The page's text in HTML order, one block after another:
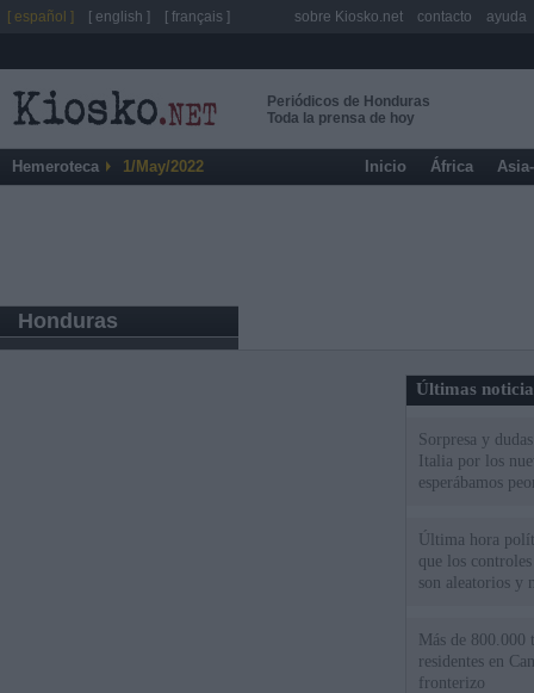
Periódicos de Honduras
Toda la prensa de hoy
Hemeroteca 1/May/2022 Inicio África
Honduras
Últimas
Sorpresa y
Italia por los
esperábamos
Última hora
que los
son aleatorios y
Más de 800.000
residentes en
fronterizo
[ español ] [ english ] [ français ] sobre Kiosko.net contacto ayuda